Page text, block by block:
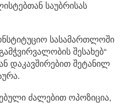
საუბრისას
სასამართლოში
შესახებ“
დაკავშირებით შეტანილ
ძალებით ოპოზიცია,